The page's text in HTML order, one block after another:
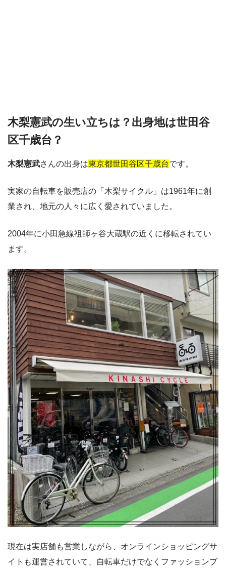
木梨憲武の生い立ちは？出身地は世田谷
区千歳台？
木梨憲武さんの出身は東京都世田谷区千歳台です。
実家の自転車を販売店の「木梨サイクル」は1961年に創
業され、地元の人々に広く愛されていました。
2004年に小田急線祖師ヶ谷大蔵駅の近くに移転されてい
ます。
現在は実店舗も営業しながら、オンラインショッピングサ
イトも運営されていて、自転車だけでなくファッションブ